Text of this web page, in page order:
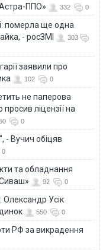
ППО» 332 0
померла ще одна
- росЗМІ
303
заявили про
102 0
не паперова
ліцензії на
0
- Вучич обіцяв
0
та обладнання
92 0
Олександр Усік
550 0
РФ за викрадення